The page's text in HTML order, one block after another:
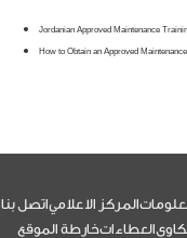
Jordanian Approved Maintenance
How to Obtain an Approved
المركز الاعلامياتصل بنا
العطاءاتخارطة الموقع